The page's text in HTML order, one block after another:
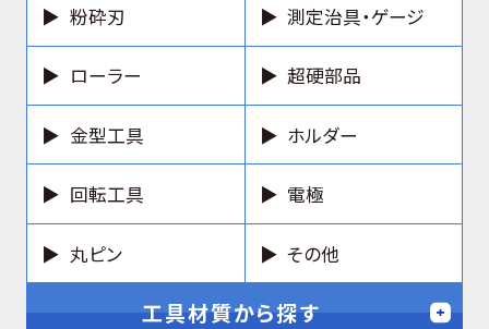
粉砕刃 測定治具・ゲージ
ローラー 超硬部品
金型工具 ホルダー
回転工具 電極
丸ピン その他
工具材質から探す